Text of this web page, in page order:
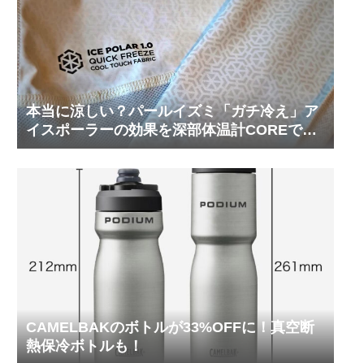
本当に涼しい？パールイズミ「ガチ冷え」ア
イスポーラーの効果を深部体温計COREで測
ってみた
CAMELBAKのボトルが33%OFFに！真空断
熱保冷ボトルも！